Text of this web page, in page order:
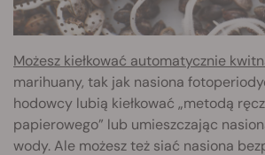
Możesz kiełkować automatycznie
marihuany, tak jak nasiona
hodowcy lubią kiełkować „metodą
papierowego” lub umieszczając
wody. Ale możesz też siać nasiona